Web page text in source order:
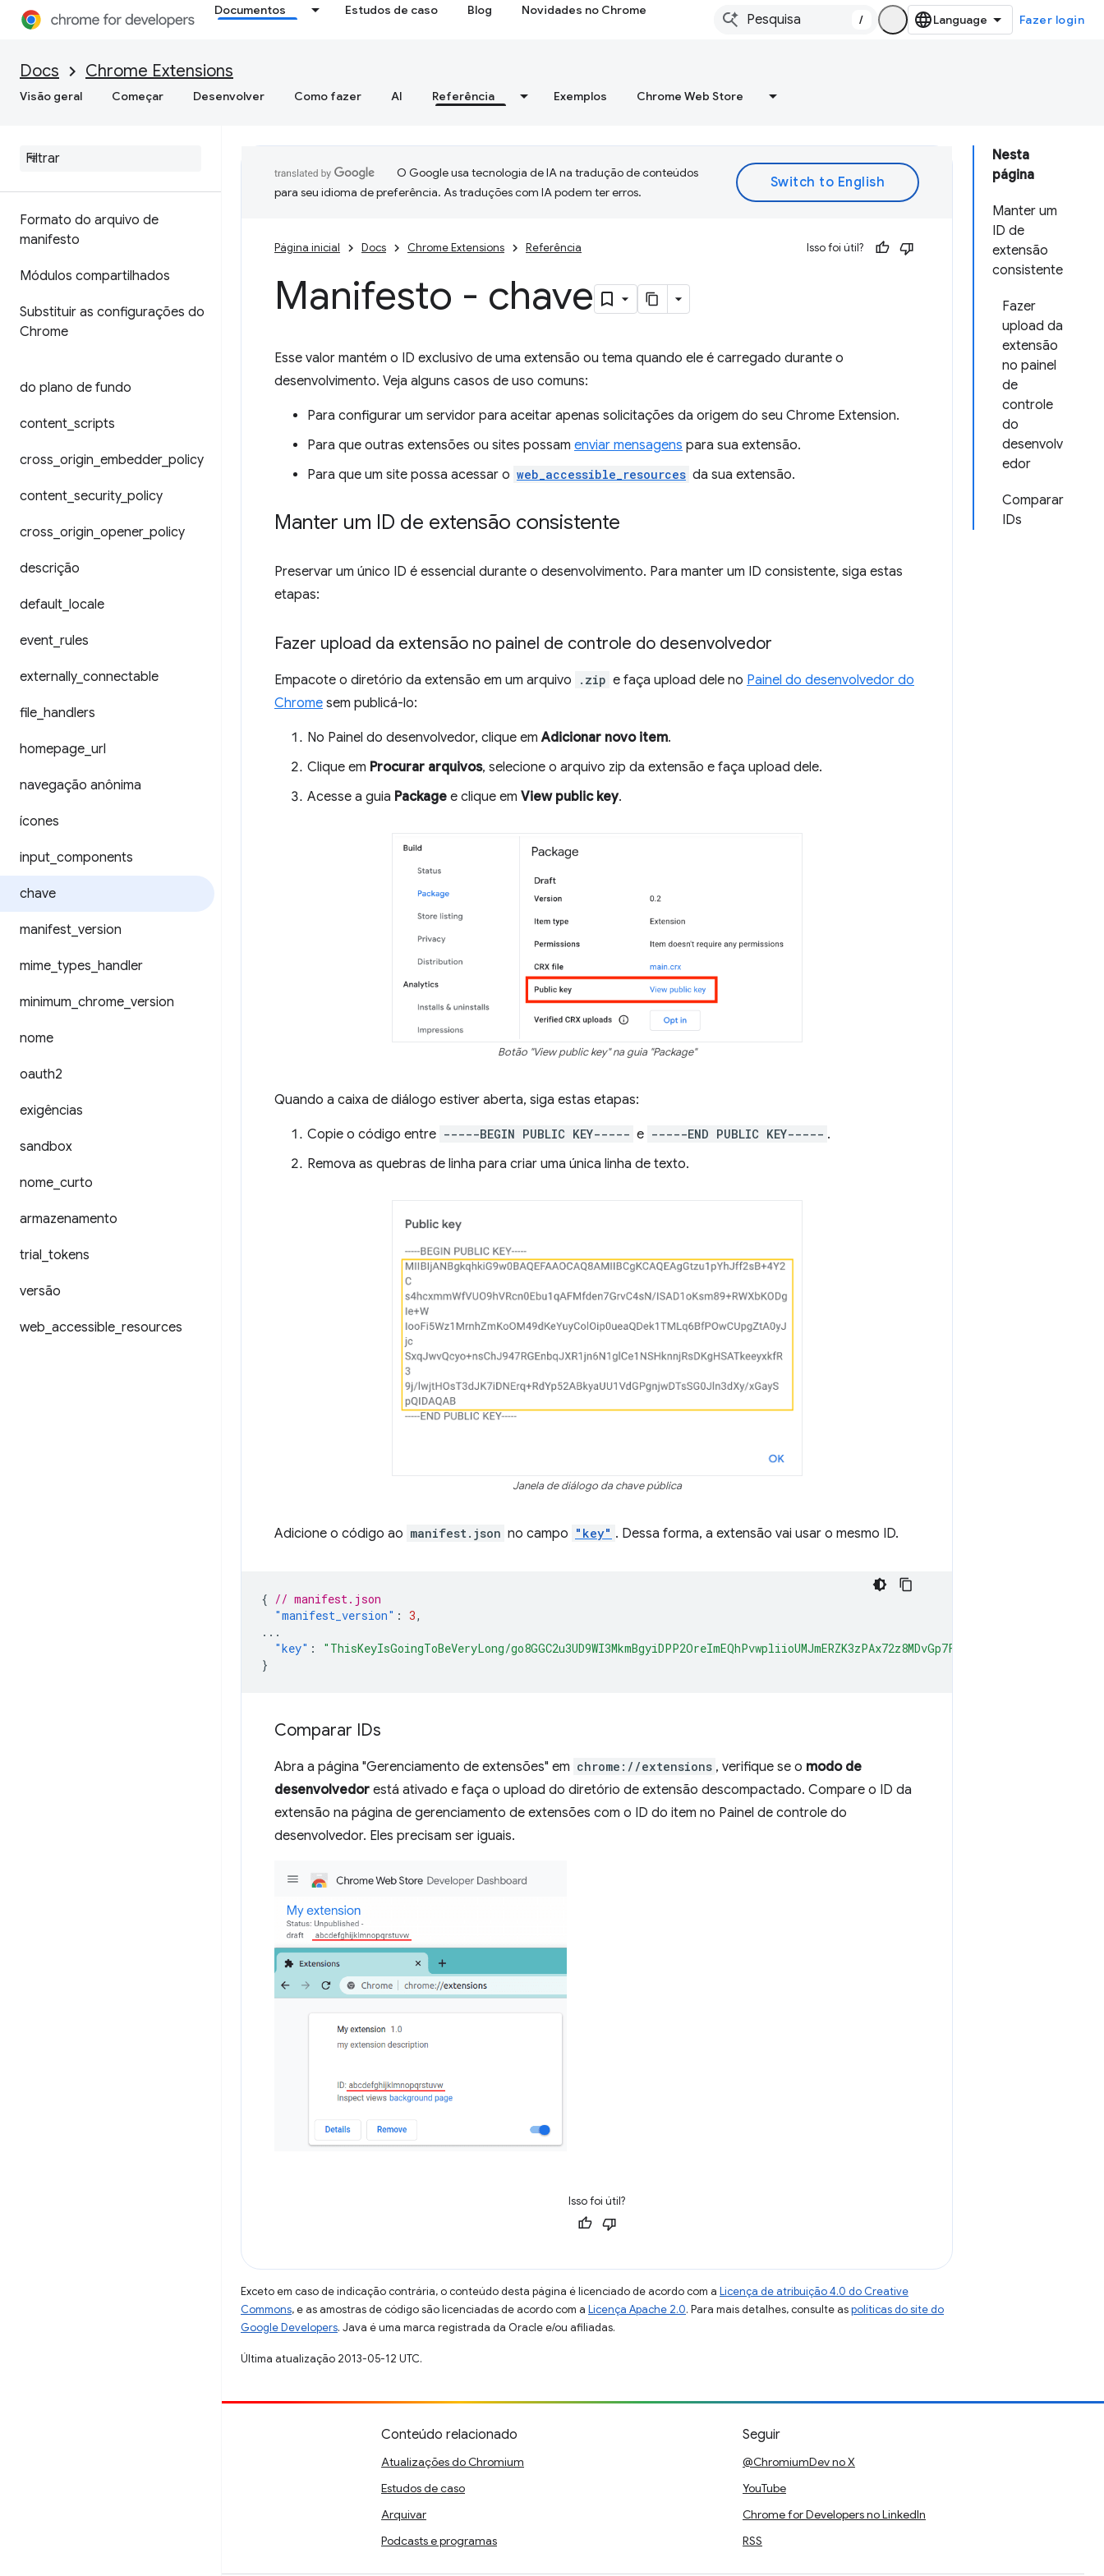
Documentos Estudos de caso Blog Novidades no Chrome
/ Fazer login
Docs Chrome Extensions
Visão geral Começar Desenvolver Como fazer AI Referência Exemplos Chrome Web Store
Formato do arquivo de
manifesto
Módulos compartilhados
Substituir as configurações do
Chrome
do plano de fundo
content scripts
cross origin embedder_ policy
content security_ policy
cross origin opener_ policy
descrição
default locale
event rules
externally_ connectable
file handlers
homepage url
navegação anônima
ícones
input components
chave
manifest version
mime types handler
minimum chrome version
nome
oauth2
exigências
sandbox
nome curto
armazenamento
trial tokens
versão
web accessible resources
Nesta
página
Manter um
ID de
extensão
consistente
Fazer
upload da
extensão
no painel
de
controle
do
desenvolv
edor
Comparar
IDs
O Google usa tecnologia de IA na tradução de conteúdos
para seu idioma de preferência. As traduções com IA podem ter erros.
Página inicial Docs Chrome Extensions Referência Isso foi útil?
Manifesto - chave
Esse valor mantém o ID exclusivo de uma extensão ou tema quando ele é carregado durante o
desenvolvimento. Veja alguns casos de uso comuns:
Para configurar um servidor para aceitar apenas solicitações da origem do seu Chrome Extension.
Para que outras extensões ou sites possam enviar mensagens para sua extensão.
Para que um site possa acessar o web_accessible_resources da sua extensão.
Manter um ID de extensão consistente
Preservar um único ID é essencial durante o desenvolvimento. Para manter um ID consistente, siga estas
etapas:
Fazer upload da extensão no painel de controle do desenvolvedor
Empacote o diretório da extensão em um arquivo .zip e faça upload dele no Painel do desenvolvedor do
Chrome sem publicá-lo:
No Painel do desenvolvedor, clique emAdicionar novo item.
Clique em Procurar arquivos, selecione o arquivo zip da extensão e faça upload dele.
Acesse a guia Package e clique em View public key.
Botão "View public key" na guia "Package"
Quando a caixa de diálogo estiver aberta, siga estas etapas:
Copie o código entre -----BEGIN PUBLIC KEY----- e -----END PUBLIC KEY----- .
Remova as quebras de linha para criar uma única linha de texto.
Janela de diálogo da chave pública
Adicione o código ao manifest.json no campo "key" . Dessa forma, a extensão vai usar o mesmo ID.
{ // manifest.json
"manifest_version" : 3,
...
"key" :
"ThisKeyIsGoingToBeVeryLong/
}
Comparar IDs
Abra a página "Gerenciamento de extensões" em chrome://extensions , verifique se o modo de
desenvolvedor está ativado e faça o upload do diretório de extensão descompactado. Compare o ID da
extensão na página de gerenciamento de extensões com o ID do item no Painel de controle do
desenvolvedor. Eles precisam ser iguais.
Isso foi útil?
Exceto em caso de indicação contrária, o conteúdo desta página é licenciado de acordo com a Licença de atribuição 4.0 do Creative
Commons, e as amostras de código são licenciadas de acordo com a Licença Apache 2.0. Para mais detalhes, consulte aspolíticas do site do
Google Developers. Java é uma marca registrada da Oracle e/ou afiliadas.
Última atualização 2013-05-12 UTC.
Conteúdo relacionado
Atualizações do Chromium
Estudos de caso
Arquivar
Podcasts e programas
Seguir
@ChromiumDev no X
YouTube
Chrome for Developers no LinkedIn
RSS